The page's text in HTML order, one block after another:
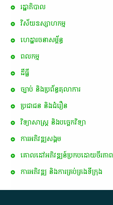
រដ្ឋាភិបាល
វិស័យឧស្សាហកម្ម
ហេដ្ឋារចនាសម្ព័ន្ធ
ពល​កម្ម
ដីធ្លី
ច្បាប់ និងប្រព័ន្ធតុលាការ
ប្រជាជន និងជំរឿន
វិទ្យាសាស្ត្រ និងបច្ចេកវិទ្យា
ការ​អភិវឌ្ឍ​សង្គម
គោលដៅ​អភិវឌ្ឍន៍​ប្រកបដោយ​ចីរភាព
ការអភិវឌ្ឍ និងការគ្រប់គ្រងទីក្រុង